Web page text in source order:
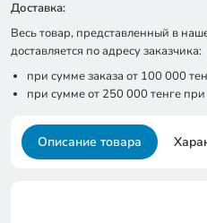
Доставка:
Весь товар, представленный в
доставляется по адресу заказчика:
при сумме заказа от 100 000
при сумме от 250 000 тенге
Описание товара